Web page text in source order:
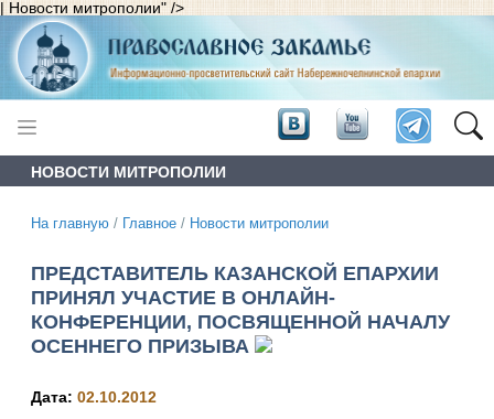
| Новости митрополии" />
НОВОСТИ МИТРОПОЛИИ
На главную / Главное / Новости митрополии
ПРЕДСТАВИТЕЛЬ КАЗАНСКОЙ ЕПАРХИИ
ПРИНЯЛ УЧАСТИЕ В ОНЛАЙН-
КОНФЕРЕНЦИИ, ПОСВЯЩЕННОЙ НАЧАЛУ
ОСЕННЕГО ПРИЗЫВА
Дата: 02.10.2012